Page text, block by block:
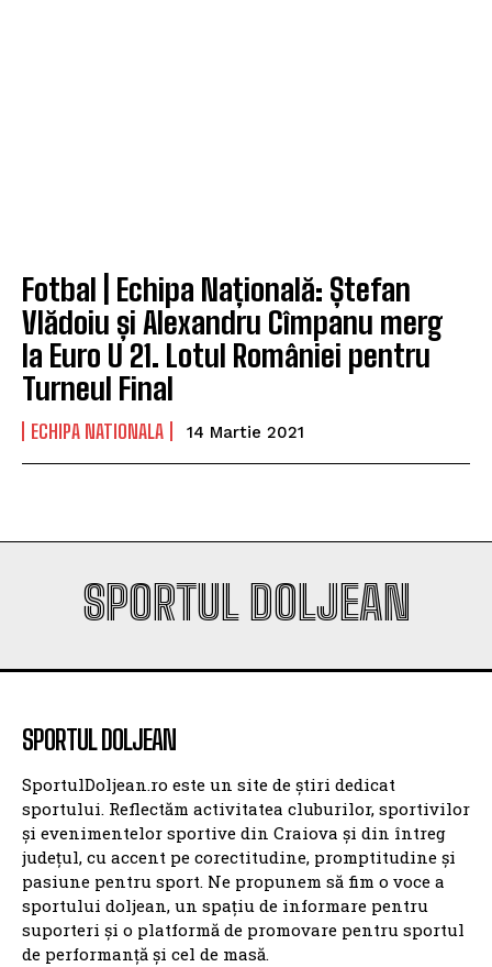
Fotbal | Echipa Națională: Ștefan
Vlădoiu și Alexandru Cîmpanu merg
la Euro U 21. Lotul României pentru
Turneul Final
ECHIPA NATIONALA 14 Martie 2021
SPORTUL DOLJEAN
SPORTUL DOLJEAN
SportulDoljean.ro este un site de știri dedicat
sportului. Reflectăm activitatea cluburilor, sportivilor
și evenimentelor sportive din Craiova și din întreg
județul, cu accent pe corectitudine, promptitudine și
pasiune pentru sport. Ne propunem să fim o voce a
sportului doljean, un spațiu de informare pentru
suporteri și o platformă de promovare pentru sportul
de performanță și cel de masă.